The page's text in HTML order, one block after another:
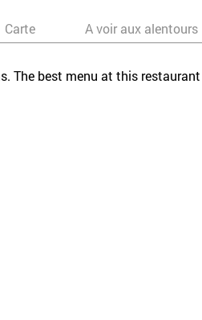
Carte A voir aux alentours
The best menu at this